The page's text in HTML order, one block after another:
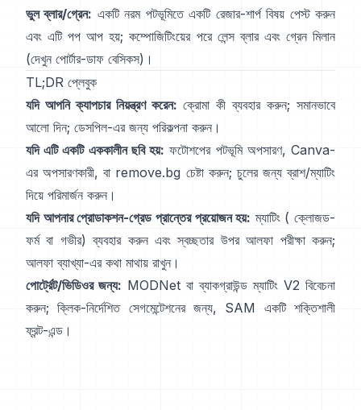
ভুল ব্লার/গ্রেন: একটি নরম পটভূমিতে একটি রেজার-শার্প বিষয় পেস্ট করুন
এবং এটি পপ আপ হয়; কম্পোজিটিংয়ের পরে লেন্স ব্লার এবং গ্রেন মিলান
(দেখুন পোর্টার-ডাফ বেসিকস)।
TL;DR প্লেবুক
যদি আপনি ক্যাপচার নিয়ন্ত্রণ করেন: ক্রোমা কী ব্যবহার করুন; সমানভাবে
আলো দিন; ডেসপিল-এর জন্য পরিকল্পনা করুন।
যদি এটি একটি এককালীন ছবি হয়: ফটোশপের পটভূমি অপসারণ, Canva-
এর অপসারণকারী, বা remove.bg চেষ্টা করুন; চুলের জন্য ব্রাশ/ম্যাটিং
দিয়ে পরিমার্জন করুন।
যদি আপনার প্রোডাকশন-গ্রেড প্রান্তের প্রয়োজন হয়: ম্যাটিং ( ক্লোজড-
ফর্ম বা গভীর) ব্যবহার করুন এবং স্বচ্ছতার উপর আলফা পরীক্ষা করুন;
আলফা ব্যাখ্যা-এর কথা মাথায় রাখুন।
পোর্ট্রেট/ভিডিওর জন্য: MODNet বা ব্যাকগ্রাউন্ড ম্যাটিং V2 বিবেচনা
করুন; ক্লিক-নির্দেশিত সেগমেন্টেশনের জন্য, SAM একটি শক্তিশালী
ফ্রন্ট-এন্ড।